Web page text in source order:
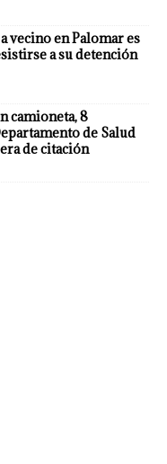
vecino en Palomar es
a su detención
camioneta, 8
de Salud
de citación